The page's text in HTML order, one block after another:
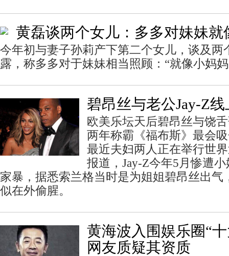
黄磊谈两个女儿：多多对妹妹就
今年初与妻子孙莉产下第二个女儿，谈及两
露，称多多对于妹妹相当照顾：“就像小妈
碧昂丝与老公Jay-Z
欧美乐坛天后碧昂丝与饶
两年称霸《福布斯》最会
最近夫妇两人正在举行世
报道，Jay-Z今年5月惨遭
家暴，据悉索兰格当时是为姐姐碧昂丝出气
似在外偷腥。
黄海波入围娱乐圈“
网友质疑其资质